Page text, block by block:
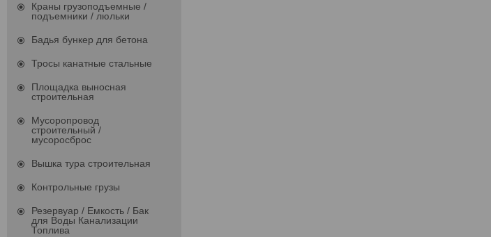
Краны грузоподъемные /
подъемники / люльки
Бадья бункер для бетона
Тросы канатные стальные
Площадка выносная
строительная
Мусоропровод
строительный /
мусоросброс
Вышка тура строительная
Контрольные грузы
Резервуар / Емкость / Бак
для Воды Канализации
Топлива